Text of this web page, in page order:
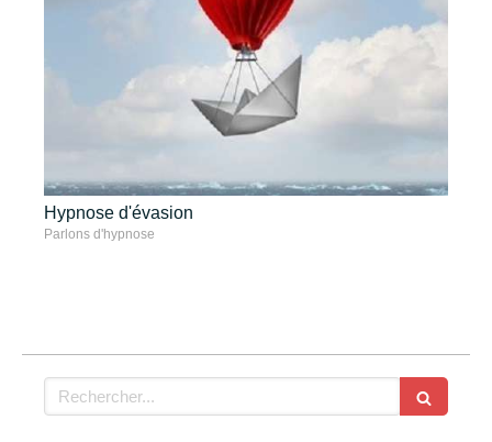
Hypnose d'évasion
Parlons d'hypnose
Rechercher